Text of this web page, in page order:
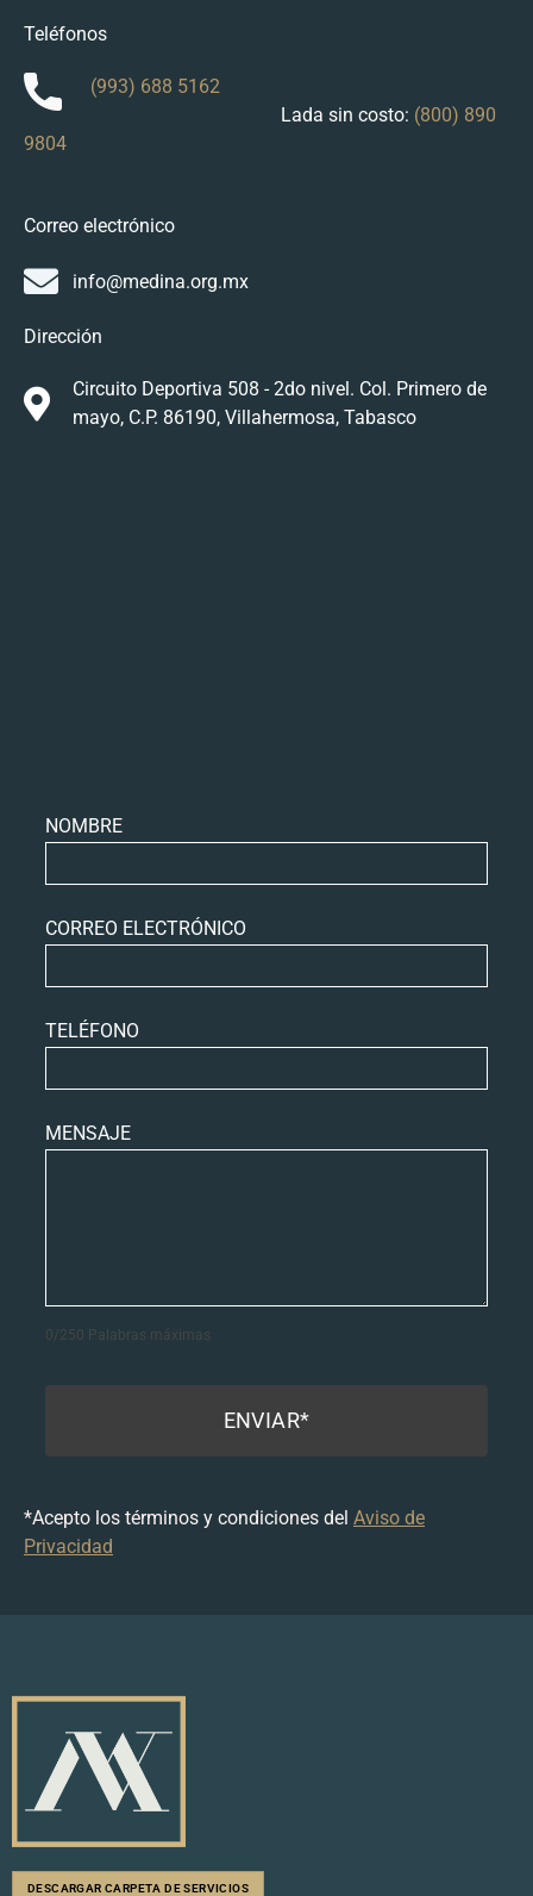
Teléfonos
(993) 688 5162
Lada sin costo: (800) 890
9804
Correo electrónico
info@medina.org.mx
Dirección
Circuito Deportiva 508 - 2do nivel. Col. Primero de
mayo, C.P. 86190, Villahermosa, Tabasco
this
blank
NOMBRE
CORREO ELECTRÓNICO
TELÉFONO
MENSAJE
0/250 Palabras máximas
ENVIAR*
*Acepto los términos y condiciones del Aviso de
Privacidad
DESCARGAR CARPETA DE SERVICIOS